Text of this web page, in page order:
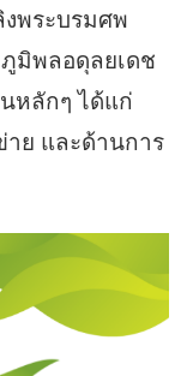
พระบรมศพ
มิพลอดุลยเดช
หลักๆ ได้แก่
าย และด้านการ